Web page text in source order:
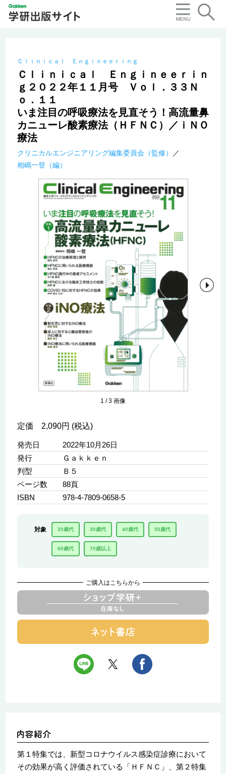
Ｃｌｉｎｉｃａｌ Ｅｎｇｉｎｅｅｒｉｎｇ
Ｃｌｉｎｉｃａｌ Ｅｎｇｉｎｅｅｒｉｎ
ｇ２０２２年１１月号 Ｖｏｌ．３３Ｎ
ｏ．１１
いま注目の呼吸療法を見直そう！高流量鼻
カニューレ酸素療法（ＨＦＮＣ）／ｉＮＯ
療法
クリニカルエンジニアリング編集委員会（監修）
相嶋一登（編）
1 /3画像
定価 2,090円 (税込)
発売日
2022年10月26日
発行
Ｇａｋｋｅｎ
判型
Ｂ５
ページ数
88頁
ISBN
978-4-7809-0658-5
対象 20歳代 30歳代 40歳代 50歳代
60歳代 70歳以上
ご購入はこちらから
第１特集では、新型コロナウイルス感染症診療において
その効果が高く評価されている「ＨＦＮＣ」、第２特集